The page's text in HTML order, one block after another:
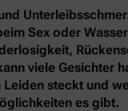
Sex oder
viele Gesichter
steckt und
es gibt.